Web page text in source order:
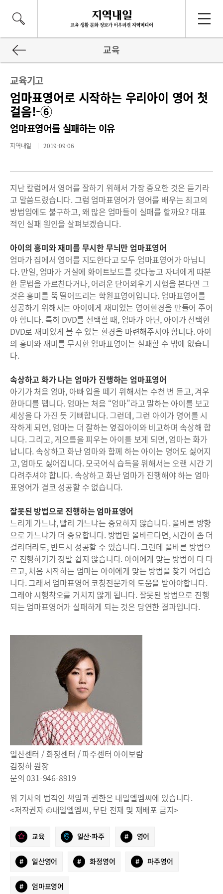
교육
교육기고
엄마표영어로 시작하는 우리아이 영어 첫
걸음!-⑥
엄마표영어를 실패하는 이유
지역내일 2019-09-06
지난 칼럼에서 영어를 잘하기 위해서 가장 중요한 것은 듣기라
고 말씀드렸습니다. 그럼 엄마표영어가 영어를 배우는 최고의
방법임에도 불구하고, 왜 많은 엄마들이 실패를 할까요? 대표
적인 실패 원인을 살펴보겠습니다.
아이의 흥미와 재미를 무시한 무늬만 엄마표영어
엄마가 집에서 영어를 지도한다고 모두 엄마표영어가 아닙니
다. 만일, 엄마가 거실에 화이트보드를 갖다놓고 자녀에게 따분
한 문법을 가르친다거나, 어려운 단어외우기 시험을 본다면 그
것은 흥미를 뚝 떨어뜨리는 학원표영어입니다. 엄마표영어를
성공하기 위해서는 아이에게 재미있는 영어환경을 만들어 주어
야 합니다. 특히 DVD를 선택할 때, 엄마가 아닌, 아이가 선택한
DVD로 재미있게 볼 수 있는 환경을 마련해주셔야 합니다. 아이
의 흥미와 재미를 무시한 엄마표영어는 실패할 수 밖에 없습니
다.
속상하고 화가 나는 엄마가 진행하는 엄마표영어
아기가 처음 엄마, 아빠 입을 떼기 위해서는 수천 번 듣고, 겨우
한마디를 뗍니다. 엄마는 처음 “엄마”라고 말하는 아이를 보고
세상을 다 가진 듯 기뻐합니다. 그런데, 그런 아이가 영어를 시
작하게 되면, 엄마는 더 잘하는 옆집아이와 비교하며 속상해 합
니다. 그리고, 게으름을 피우는 아이를 보게 되면, 엄마는 화가
납니다. 속상하고 화난 엄마와 함께 하는 아이는 영어도 싫어지
고, 엄마도 싫어집니다. 모국어식 습득을 위해서는 오랜 시간 기
다려주셔야 합니다. 속상하고 화난 엄마가 진행해야 하는 엄마
표영어가 결코 성공할 수 없습니다.
잘못된 방법으로 진행하는 엄마표영어
느리게 가느냐, 빨리 가느냐는 중요하지 않습니다. 올바른 방향
으로 가느냐가 더 중요합니다. 방법만 올바르다면, 시간이 좀 더
걸리더라도, 반드시 성공할 수 있습니다. 그런데 올바른 방법으
로 진행하기가 정말 쉽지 않습니다. 아이에게 맞는 방법이 다 다
르고, 처음 시작하는 엄마는 아이에게 맞는 방법을 찾기 어렵습
니다. 그래서 엄마표영어 코칭전문가의 도움을 받아야합니다.
그래야 시행착오를 거치지 않게 됩니다. 잘못된 방법으로 진행
되는 엄마표영어가 실패하게 되는 것은 당연한 결과입니다.
일산센터 / 화정센터 / 파주센터 아이보람
김정하 원장
문의 031-946-8919
위 기사의 법적인 책임과 권한은 내일엘엠씨에 있습니다.
<저작권자 ©내일엘엠씨, 무단 전재 및 재배포 금지>
교육 일산·파주 # 영어
# 일산영어 # 화정영어 # 파주영어
# 엄마표영어